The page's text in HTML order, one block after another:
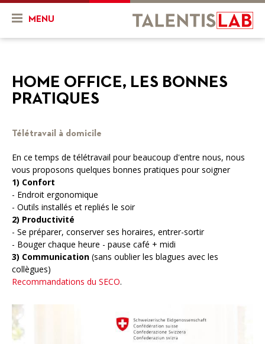
MENU
Présentation
Historique
L'équipe
Nos objectifs
Nos services
Combien ça coûte ?
Nos partenaires
Actualités & Agenda
Actualités
Agenda
Mon projet
En cours
Projets finalisés
Ressources
HOME OFFICE, LES BONNES
PRATIQUES
Télétravail à domicile
En ce temps de télétravail pour beaucoup d'entre nous, nous
vous proposons quelques bonnes pratiques pour soigner
1) Confort
- Endroit ergonomique
- Outils installés et repliés le soir
2) Productivité
- Se préparer, conserver ses horaires, entrer-sortir
- Bouger chaque heure - pause café + midi
3) Communication (sans oublier les blagues avec les
collègues)
Recommandations du SECO.